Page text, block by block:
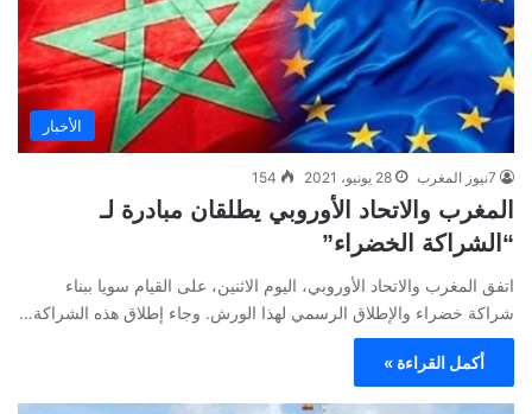
الأخبار
7نيوز المغرب 28 يونيو، 2021 154
المغرب والاتحاد الأوروبي يطلقان مبادرة لـ
“الشراكة الخضراء”
اتفق المغرب والاتحاد الأوروبي، اليوم الاثنين، على القيام سويا ببناء
شراكة خضراء والإطلاق الرسمي لهذا الورش. وجاء إطلاق هذه الشراكة…
أكمل القراءة »